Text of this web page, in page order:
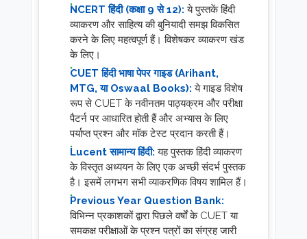
NCERT हिंदी (कक्षा 9 से 12): ये पुस्तकें हिंदी
व्याकरण और साहित्य की बुनियादी समझ विकसित
करने के लिए महत्वपूर्ण हैं। विशेषकर व्याकरण खंड
के लिए।
CUET हिंदी भाषा पेपर गाइड (Arihant,
MTG, या Oswaal Books): ये गाइड विशेष
रूप से CUET के नवीनतम पाठ्यक्रम और परीक्षा
पैटर्न पर आधारित होती हैं और अभ्यास के लिए
पर्याप्त प्रश्न और मॉक टेस्ट प्रदान करती हैं।
Lucent सामान्य हिंदी: यह पुस्तक हिंदी व्याकरण
के विस्तृत अध्ययन के लिए एक अच्छी संदर्भ पुस्तक
है। इसमें लगभग सभी व्याकरणिक विषय शामिल हैं।
Previous Year Question Bank:
विभिन्न प्रकाशकों द्वारा पिछले वर्षों के CUET या
समकक्ष परीक्षाओं के प्रश्न पत्रों का संग्रह जारी